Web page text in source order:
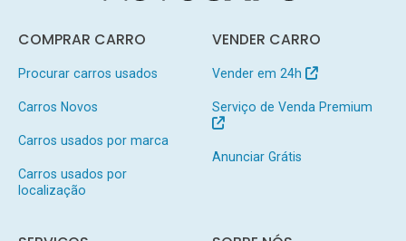
COMPRAR CARRO
Procurar carros usados
Carros Novos
Carros usados por marca
Carros usados por
localização
VENDER CARRO
Vender em 24h
Serviço de Venda Premium
Anunciar Grátis